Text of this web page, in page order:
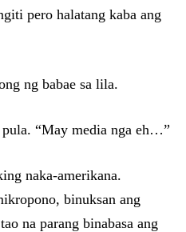
pero halatang kaba ang
ng babae sa lila.
“May media nga eh…”
naka-amerikana.
binuksan ang
na parang binabasa ang